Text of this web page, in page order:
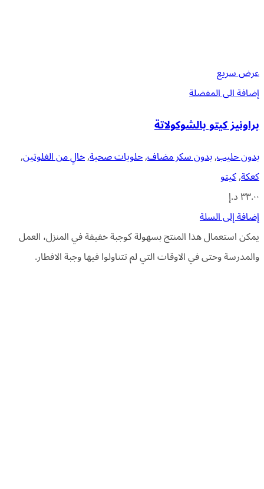
عرض سريع
إضافة الى المفضلة
براونيز كيتو بالشوكولاتة
بدون حليب,بدون سكر مضاف,حلويات صحية,خالٍ من الغلوتين,
كعكة,كيتو
٣٣.٠٠د.إ
إضافة إلى السلة
يمكن استعمال هذا المنتج بسهولة كوجبة خفيفة في المنزل، العمل
والمدرسة وحتى في الاوقات التي لم تتناولوا فيها وجبة الافطار.